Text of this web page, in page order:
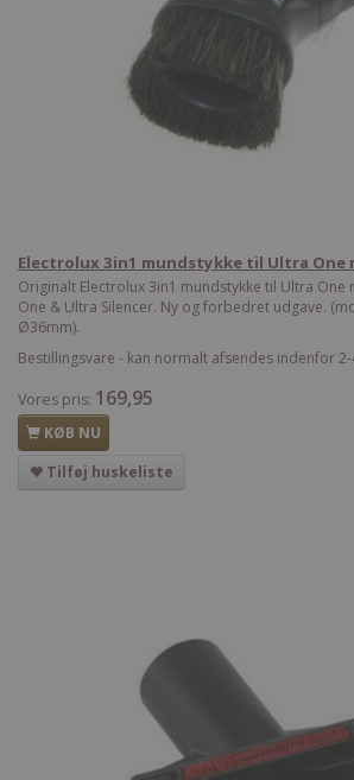
Electrolux 3in1 mundstykke til Ultra One
Originalt Electrolux 3in1 mundstykke til Ultra One
One & Ultra Silencer. Ny og forbedret udgave.
Ø36mm).
Bestillingsvare - kan normalt afsendes indenfor
Vores pris: 169,95
KØB NU
Tilføj huskeliste